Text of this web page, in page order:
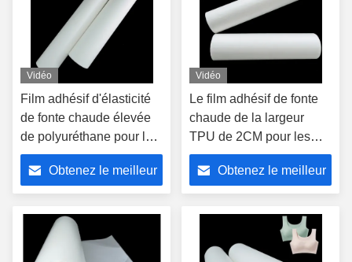
Vidéo
Film adhésif d'élasticité
de fonte chaude élevée
de polyuréthane pour les
sous-vêtements sans
coutureObtenez le meilleur
Vidéo
Le film adhésif de fonte
chaude de la largeur
TPU de 2CM pour les
sous-vêtements sans
couture évitent la couture
Obtenez le meilleur